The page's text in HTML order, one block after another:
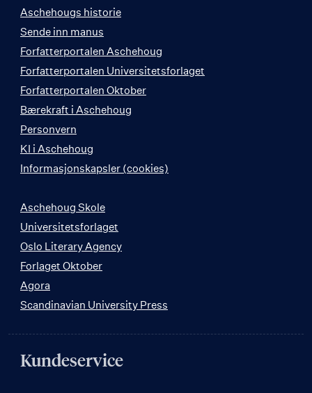
Aschehougs historie
Sende inn manus
Forfatterportalen Aschehoug
Forfatterportalen Universitetsforlaget
Forfatterportalen Oktober
Bærekraft i Aschehoug
Personvern
KI i Aschehoug
Informasjonskapsler (cookies)
Aschehoug Skole
Universitetsforlaget
Oslo Literary Agency
Forlaget Oktober
Agora
Scandinavian University Press
Kundeservice